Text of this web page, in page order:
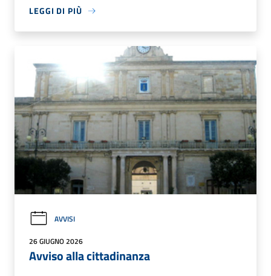
LEGGI DI PIÙ
AVVISI
26 GIUGNO 2026
Avviso alla cittadinanza